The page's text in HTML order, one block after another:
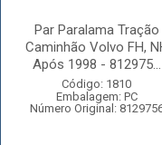
Par Paralama Tração
Caminhão Volvo FH,
Após 1998 - 812975...
Código: 1810
Embalagem: PC
Número Original: